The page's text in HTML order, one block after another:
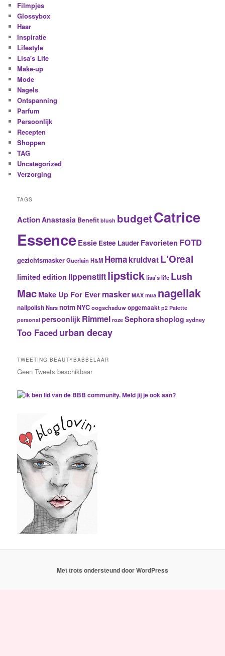
Filmpjes
Glossybox
Haar
Inspiratie
Lifestyle
Lisa's Life
Make-up
Mode
Nagels
Ontspanning
Parfum
Persoonlijk
Recepten
Shoppen
TAG
Uncategorized
Verzorging
TAGS
ActionAnastasia Benefit blush budgetCatrice
EssenceEssie Estee Lauder Favorieten FOTD
gezichtsmaskerGuerlain H&M HemakruidvatL'Oreal
limited edition lippenstiftlipsticklisa's life Lush
MacMake Up For Evermasker MAX mua nagellak
nailpolishNarsnotm NYCoogschaduwopgemaakt p2 Palette
personal persoonlijk Rimmel roze Sephorashoplog sydney
Too Faced urban decay
TWEETING BEAUTYBABBELAAR
Geen Tweets beschikbaar
Met trots ondersteund door WordPress